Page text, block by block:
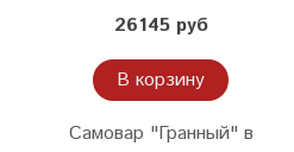
26145 руб
В корзину
Самовар "Гранный" в